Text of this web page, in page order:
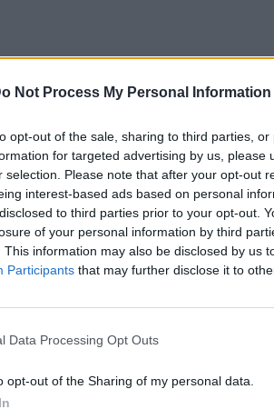
Not Process My Personal Information
opt-out of the sale, sharing to third parties,
for targeted advertising by us, please
selection. Please note that after your opt-out
interest-based ads based on personal
to third parties prior to your opt-out.
of your personal information by third
This information may also be disclosed by us
Participants that may further disclose it to
Data Processing Opt Outs
opt-out of the Sharing of my personal data.